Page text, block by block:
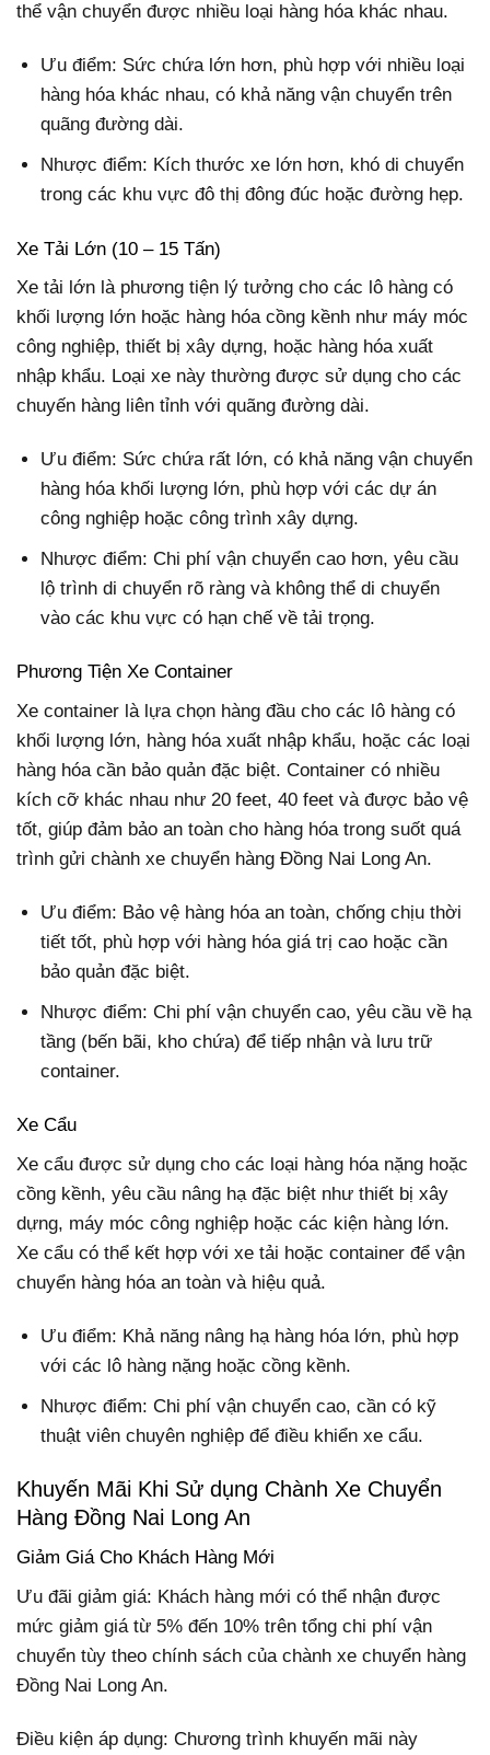
thể vận chuyển được nhiều loại hàng hóa khác nhau.
Ưu điểm: Sức chứa lớn hơn, phù hợp với nhiều loại
hàng hóa khác nhau, có khả năng vận chuyển trên
quãng đường dài.
Nhược điểm: Kích thước xe lớn hơn, khó di chuyển
trong các khu vực đô thị đông đúc hoặc đường hẹp.
Xe Tải Lớn (10 – 15 Tấn)
Xe tải lớn là phương tiện lý tưởng cho các lô hàng có
khối lượng lớn hoặc hàng hóa cồng kềnh như máy móc
công nghiệp, thiết bị xây dựng, hoặc hàng hóa xuất
nhập khẩu. Loại xe này thường được sử dụng cho các
chuyến hàng liên tỉnh với quãng đường dài.
Ưu điểm: Sức chứa rất lớn, có khả năng vận chuyển
hàng hóa khối lượng lớn, phù hợp với các dự án
công nghiệp hoặc công trình xây dựng.
Nhược điểm: Chi phí vận chuyển cao hơn, yêu cầu
lộ trình di chuyển rõ ràng và không thể di chuyển
vào các khu vực có hạn chế về tải trọng.
Phương Tiện Xe Container
Xe container là lựa chọn hàng đầu cho các lô hàng có
khối lượng lớn, hàng hóa xuất nhập khẩu, hoặc các loại
hàng hóa cần bảo quản đặc biệt. Container có nhiều
kích cỡ khác nhau như 20 feet, 40 feet và được bảo vệ
tốt, giúp đảm bảo an toàn cho hàng hóa trong suốt quá
trình gửi chành xe chuyển hàng Đồng Nai Long An.
Ưu điểm: Bảo vệ hàng hóa an toàn, chống chịu thời
tiết tốt, phù hợp với hàng hóa giá trị cao hoặc cần
bảo quản đặc biệt.
Nhược điểm: Chi phí vận chuyển cao, yêu cầu về hạ
tầng (bến bãi, kho chứa) để tiếp nhận và lưu trữ
container.
Xe Cẩu
Xe cẩu được sử dụng cho các loại hàng hóa nặng hoặc
cồng kềnh, yêu cầu nâng hạ đặc biệt như thiết bị xây
dựng, máy móc công nghiệp hoặc các kiện hàng lớn.
Xe cẩu có thể kết hợp với xe tải hoặc container để vận
chuyển hàng hóa an toàn và hiệu quả.
Ưu điểm: Khả năng nâng hạ hàng hóa lớn, phù hợp
với các lô hàng nặng hoặc cồng kềnh.
Nhược điểm: Chi phí vận chuyển cao, cần có kỹ
thuật viên chuyên nghiệp để điều khiển xe cẩu.
Khuyến Mãi Khi Sử dụng Chành Xe Chuyển
Hàng Đồng Nai Long An
Giảm Giá Cho Khách Hàng Mới
Ưu đãi giảm giá: Khách hàng mới có thể nhận được
mức giảm giá từ 5% đến 10% trên tổng chi phí vận
chuyển tùy theo chính sách của chành xe chuyển hàng
Đồng Nai Long An.
Điều kiện áp dụng: Chương trình khuyến mãi này